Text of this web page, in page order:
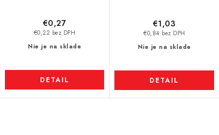
Nie je na sklade
€0,22 bez DPH
€0,27
DETAIL
Nie je na sklade
€0,84 bez DPH
€1,03
DETAIL